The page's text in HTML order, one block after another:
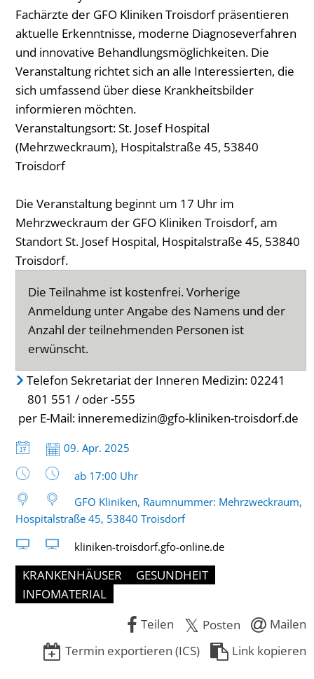
Fachärzte der GFO Kliniken Troisdorf präsentieren
aktuelle Erkenntnisse, moderne Diagnoseverfahren
und innovative Behandlungsmöglichkeiten. Die
Veranstaltung richtet sich an alle Interessierten, die
sich umfassend über diese Krankheitsbilder
informieren möchten.
Veranstaltungsort: St. Josef Hospital
(Mehrzweckraum), Hospitalstraße 45, 53840
Troisdorf
Die Veranstaltung beginnt um 17 Uhr im
Mehrzweckraum der GFO Kliniken Troisdorf, am
Standort St. Josef Hospital, Hospitalstraße 45, 53840
Troisdorf.
Die Teilnahme ist kostenfrei. Vorherige
Anmeldung unter Angabe des Namens und der
Anzahl der teilnehmenden Personen ist
erwünscht.
Telefon Sekretariat der Inneren Medizin: 02241
801 551 / oder -555
per E-Mail: inneremedizin@gfo-kliniken-troisdorf.de
Datum:
09. Apr. 2025
Uhrzeit:
ab 17:00 Uhr
GFO Kliniken, Raumnummer: Mehrzweckraum,
Hospitalstraße 45, 53840 Troisdorf
kliniken-troisdorf.gfo-online.de
KRANKENHÄUSER
GESUNDHEIT
INFOMATERIAL
Teilen
Posten
Mailen
Termin exportieren (ICS)
Link kopieren